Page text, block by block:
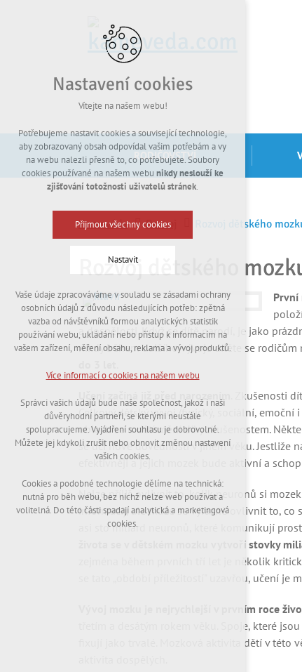
RODIČOVSTVÍ
Kamevéda Rozvoj Rozvoj dětského
Rozvoj dětského
První
a dospělosti. Když se dítě narodí, je jako
nikdy během dalšího vývoje dítěte se
Učení začíná již před narozením
. Zkušenosti
Celkový dětský vývoj (fyzický, sociální,
oblastí se u dětí mění díky zkušenostem.
se učí nové dovednosti v jiném věku. Jestliže
efektivněji a jejich mozek bude aktivní a
Nelze příliš ovlivnit to, kolik neuronů si
informací), ale může se výrazně ovlivnit to, co
asi sto miliard neuronů, které komunikují
života se v dětském mozku vytvoří stovky
zejména během prvních tří let je několik
se tato „období příležitostí" uzavřou, učení je
Vývoj mozku je nejrychlejší v prvním roce
třetím a desátým rokem věku. Spoje, které
fixují jako trvalé. Mozková aktivita dětí v této
Nastavení cookies
Vítejte na našem webu!
Potřebujeme nastavit cookies a související technologie,
aby zobrazovaný obsah odpovídal vašim potřebám a vy
na webu nalezli přesně to, co potřebujete. Soubory
cookies používané na našem webu nikdy neslouží ke
zjišťování totožnosti uživatelů stránek.
Přijmout všechny cookies
Nastavit
Technická cookies
nutná pro provozování webu
udržení kontextu stránek (session): případná
přihlášení, volby jazyka, apod.
Volitelná cookies
analytická pro anonymizované vyhodnocení
návštěvnosti
marketingová cookies (Google,Hotjar)
Více informací o cookies na našem webu
Přijmout všechny cookies
Odmítnout vše
Vaše údaje zpracováváme v souladu se zásadami ochrany
osobních údajů z důvodu následujících potřeb: zpětná
vazba od návštěvníků formou analytických statistik
používání webu, ukládání nebo přístup k informacím na
vašem zařízení, měření obsahu, reklama a vývoj produktů.
Více informací o cookies na našem webu
Správci vašich údajů bude naše společnost, jakož i naši
důvěryhodní partneři, se kterými neustále
spolupracujeme. Vyjádření souhlasu je dobrovolné.
Můžete jej kdykoli zrušit nebo obnovit změnou nastavení
vašich cookies.
Cookies a podobné technologie dělíme na technická:
nutná pro běh webu, bez nichž nelze web používat a
volitelná. Do této části spadají analytická a marketingová
cookies.